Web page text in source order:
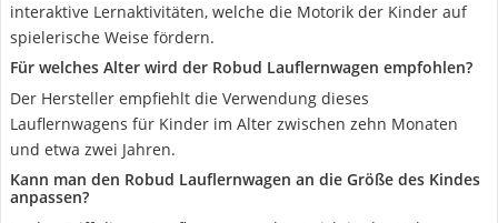
interaktive Lernaktivitäten, welche die Motorik der Kinder auf
spielerische Weise fördern.
Für welches Alter wird der Robud Lauflernwagen empfohlen?
Der Hersteller empfiehlt die Verwendung dieses
Lauflernwagens für Kinder im Alter zwischen zehn Monaten
und etwa zwei Jahren.
Kann man den Robud Lauflernwagen an die Größe des Kindes
anpassen?